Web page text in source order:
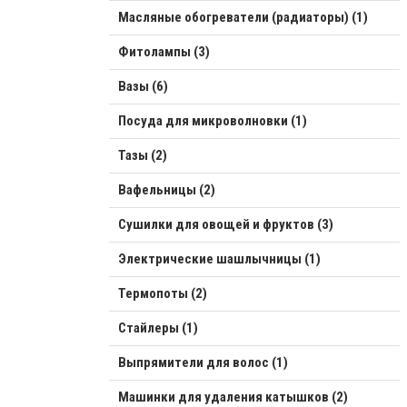
Масляные обогреватели (радиаторы) (1)
Фитолампы (3)
Вазы (6)
Посуда для микроволновки (1)
Тазы (2)
Вафельницы (2)
Сушилки для овощей и фруктов (3)
Электрические шашлычницы (1)
Термопоты (2)
Стайлеры (1)
Выпрямители для волос (1)
Машинки для удаления катышков (2)